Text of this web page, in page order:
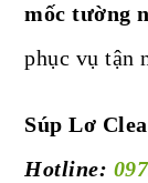
mốc tường
phục vụ tận
Súp Lơ
Hotline: